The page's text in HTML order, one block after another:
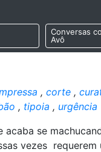
Conversas
Avô
, corte ,
, tipoia , urgência
se
vezes